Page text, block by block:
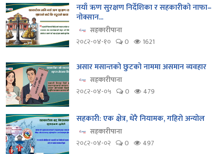
नयाँ ऋण सुरक्षण निर्देशिका र सहकारीको नाफा–
नोक्सान...
सहकारीपाना
२०८२-०४-१०
0 1621
असार मसान्तको छुटको नाममा असमान व्यवहार
सहकारीपाना
२०८२-०४-०५
0 479
सहकारी: एक क्षेत्र, धेरै नियामक, गहिरो अन्योल
सहकारीपाना
२०८२-०४-०२
0 497